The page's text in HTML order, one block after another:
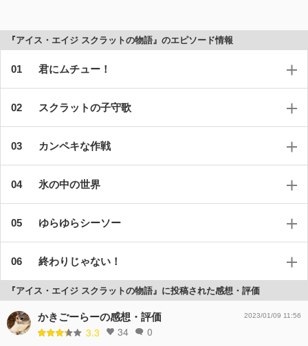
『アイス・エイジ スクラットの物語』のエピソード情報
君にムチュー！
スクラットの子守歌
カンペキな作戦
氷の中の世界
ゆらゆらシーソー
終わりじゃない！
『アイス・エイジ スクラットの物語』に投稿された感想・評価
かきごーらーの感想・評価
3.3 34 0
2023/01/09 11:56